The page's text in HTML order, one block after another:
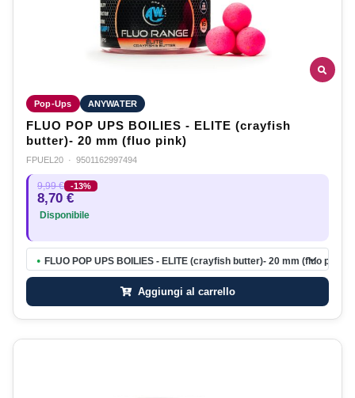
Pop-Ups ANYWATER
FLUO POP UPS BOILIES - ELITE (crayfish
butter)- 20 mm (fluo pink)
FPUEL20 · 9501162997494
9,99 € -13%
8,70 €
Disponibile
● FLUO POP UPS BOILIES - ELITE (crayfish butter)- 20 mm (fluo pink)
Aggiungi al carrello